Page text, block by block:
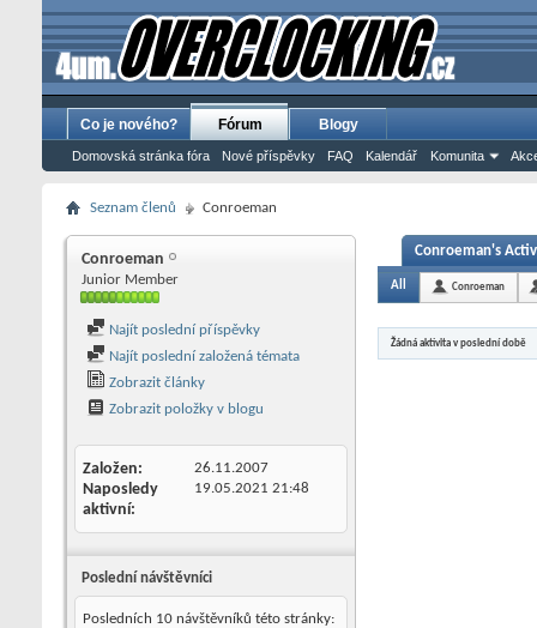
Co je nového? Fórum
Domovská stránka fóra Nové příspěvky FAQ Kalendář Komunita
Blogy
Seznam členů Conroeman
Conroeman
Junior Member
Najít poslední příspěvky
Najít poslední založená témata
Zobrazit články
Zobrazit položky v blogu
Založen 26.11.2007
Naposledy
aktivní
19.05.2021 21:48
Poslední návštěvníci
Posledních 10 návštěvníků této stránky:
Conroeman's
All Conroeman
Žádná aktivita v poslední době